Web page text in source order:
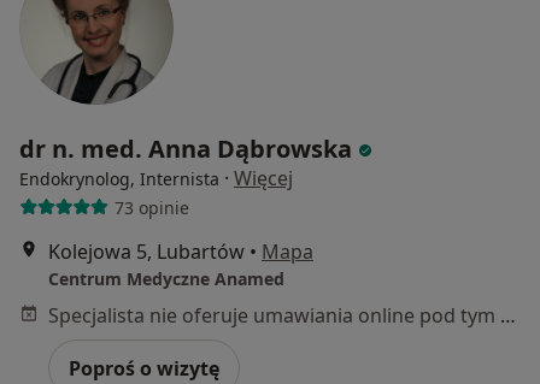
dr n. med. Anna Dąbrowska
Endokrynolog, Internista · Więcej
73 opinie
Kolejowa 5, Lubartów • Mapa
Centrum Medyczne Anamed
Specjalista nie oferuje umawiania online pod tym adresem.
Poproś o wizytę